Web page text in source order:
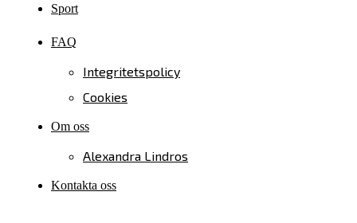
Sport
FAQ
Integritetspolicy
Cookies
Om oss
Alexandra Lindros
Kontakta oss